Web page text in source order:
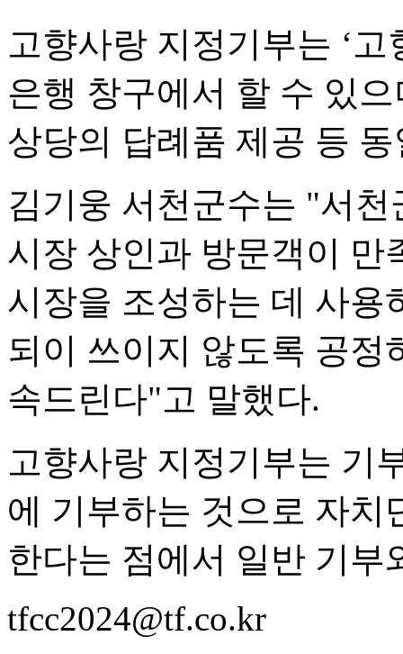
고향사랑 지정기부는 ‘
은행 창구에서 할 수 있
상당의 답례품 제공 등
김기웅 서천군수는 "서
시장 상인과 방문객이 만
시장을 조성하는 데 사
되이 쓰이지 않도록 공정
속드린다"고 말했다.
고향사랑 지정기부는 기
에 기부하는 것으로 자치
한다는 점에서 일반 기부
tfcc2024@tf.co.kr